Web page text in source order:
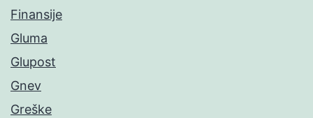
Finansije
Gluma
Glupost
Gnev
Greške